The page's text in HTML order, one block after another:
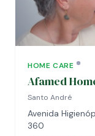
HOME CARE
Afamed
Santo André
Avenida
360